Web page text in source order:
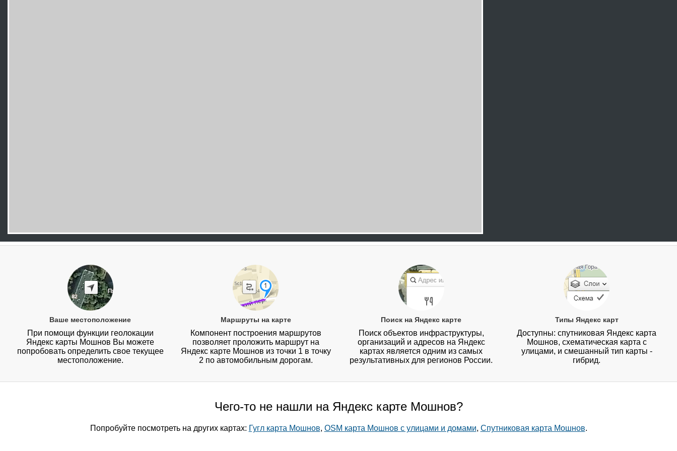
Ваше местоположение
При помощи функции геолокации
Яндекс карты Мошнов Вы можете
попробовать определить свое текущее
местоположение.
Маршруты на карте
Компонент построения маршрутов
позволяет проложить маршрут на
Яндекс карте Мошнов из точки 1 в точку
2 по автомобильным дорогам.
Поиск на Яндекс карте
Поиск объектов инфраструктуры,
организаций и адресов на Яндекс
картах является одним из самых
результативных для регионов России.
Типы Яндекс карт
Доступны: спутниковая Яндекс карта
Мошнов, схематическая карта с
улицами, и смешанный тип карты -
гибрид.
Чего-то не нашли на Яндекс карте Мошнов?
Попробуйте посмотреть на других картах: Гугл карта Мошнов, OSM карта Мошнов с улицами и домами, Спутниковая карта Мошнов.